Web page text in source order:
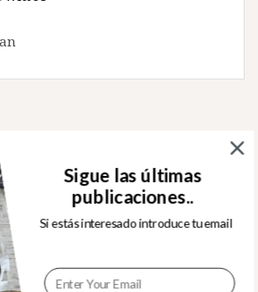
feed
Sigue las últimas
publicaciones..
Si estás interesado introduce tu email